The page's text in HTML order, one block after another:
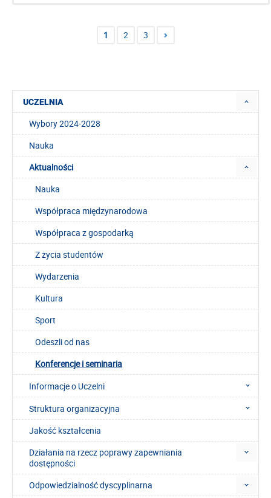
1 2 3
UCZELNIA
Wybory 2024-2028
Nauka
Aktualności
Nauka
Współpraca międzynarodowa
Współpraca z gospodarką
Z życia studentów
Wydarzenia
Kultura
Sport
Odeszli od nas
Konferencje i seminaria
Informacje o Uczelni
Struktura organizacyjna
Jakość kształcenia
Działania na rzecz poprawy zapewniania
dostępności
Odpowiedzialność dyscyplinarna